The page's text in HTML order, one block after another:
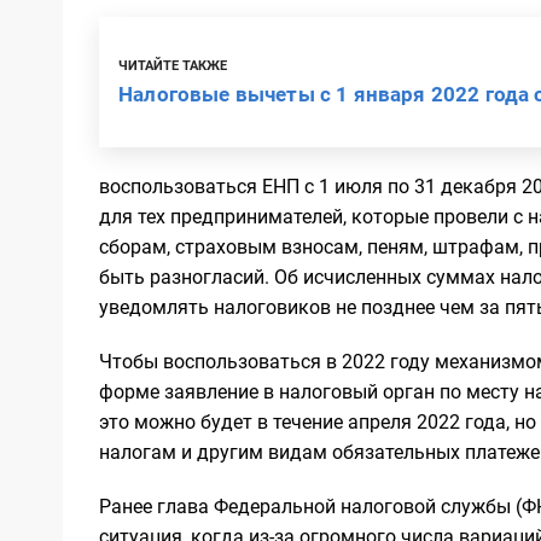
ЧИТАЙТЕ ТАКЖЕ
Налоговые вычеты с 1 января 2022
воспользоваться ЕНП с 1 июля по 31 декабря
для тех предпринимателей, которые провели с
сборам, страховым взносам, пеням, штрафам,
быть разногласий. Об исчисленных суммах
уведомлять налоговиков не позднее чем за
Чтобы воспользоваться в 2022 году
форме заявление в налоговый орган по месту
это можно будет в течение апреля 2022 года,
налогам и другим видам обязательных
Ранее глава Федеральной налоговой службы